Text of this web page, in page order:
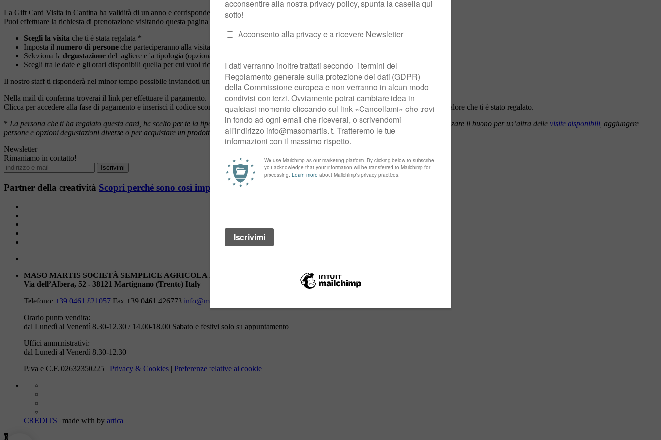
La Gift Card Visita in Cantina ha validità di un anno e corrisponde al valore della visita scelta per il numero di persone indicate.
Puoi effettuare la richiesta di prenotazione visitando questa pagina
Scegli la visita che ti è stata regalata *
Imposta il numero di persone che parteciperanno alla visita
Seleziona la degustazione del tagliere e la tipologia (opzionale)
Scegli tra le date e gli orari disponibili quella per cui vuoi richiedere la verifica di disponibilità.
Il nostro staff ti risponderà nel minor tempo possibile inviandoti una mail di conferma.
Nella mail di conferma troverai il link per effettuare il pagamento.
Clicca per accedere alla fase di pagamento e inserisci il codice sconto della Gift Card ricevuta nel campo “Hai una gift card?”per riscattare il valore che ti è stato regalato.
* La persona che ti ha regalato questa card, ha scelto per te la tipologia di visita, opzioni e numero di persone. Puoi comunque decidere di utilizzare il buono per un’altra delle visite disponibili , aggiungere
persone e opzioni degustazioni diverse o per acquistare un prodotto del nostroShop
Newsletter
Rimaniamo in contatto!
Partner della creatività Scopri perché sono così importanti per noi
MASO MARTIS SOCIETÀ SEMPLICE AGRICOLA DI STELZER ALESSANDRA E MADDALENA & C.
Via dell’Albera, 52 - 38121 Martignano (Trento) Italy
Telefono: +39.0461 821057 Fax +39.0461 426773 info@masomartis.it
Orario punto vendita:
dal Lunedì al Venerdì 8.30-12.30 / 14.00-18.00 Sabato e festivi solo su appuntamento
Uffici amministrativi:
dal Lunedì al Venerdì 8.30-12.30
P.iva e C.F. 02632350225 | Privacy & Cookies | Preferenze relative ai cookie
CREDITS | made with by artica
0